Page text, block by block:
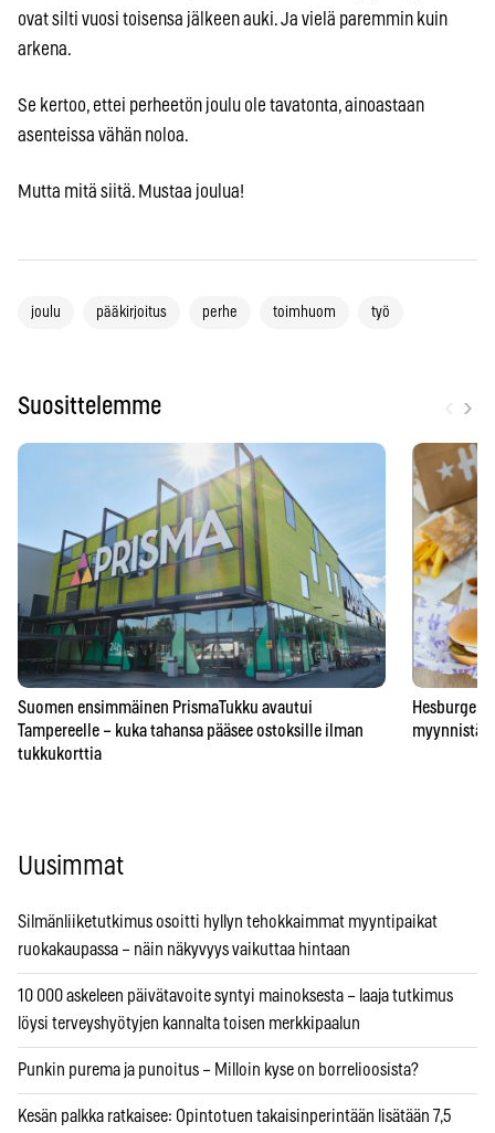
ovat silti vuosi toisensa jälkeen auki. Ja vielä paremmin kuin
arkena.
Se kertoo, ettei perheetön joulu ole tavatonta, ainoastaan
asenteissa vähän noloa.
Mutta mitä siitä. Mustaa joulua!
joulu pääkirjoitus perhe toimhuom työ
Suosittelemme ›
Suomen ensimmäinen PrismaTukku avautui
Tampereelle – kuka tahansa pääsee ostoksille ilman
tukkukorttia
myynnistä
Uusimmat
Silmänliiketutkimus osoitti hyllyn tehokkaimmat myyntipaikat
ruokakaupassa – näin näkyvyys vaikuttaa hintaan
10 000 askeleen päivätavoite syntyi mainoksesta – laaja tutkimus
löysi terveyshyötyjen kannalta toisen merkkipaalun
Punkin purema ja punoitus – Milloin kyse on borrelioosista?
Kesän palkka ratkaisee: Opintotuen takaisinperintään lisätään 7,5